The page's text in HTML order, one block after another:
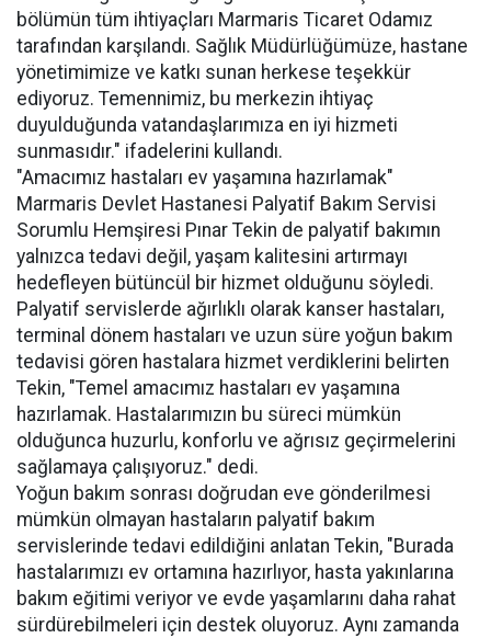
bölümün tüm ihtiyaçları Marmaris Ticaret Odamız
tarafından karşılandı. Sağlık Müdürlüğümüze, hastane
yönetimimize ve katkı sunan herkese teşekkür
ediyoruz. Temennimiz, bu merkezin ihtiyaç
duyulduğunda vatandaşlarımıza en iyi hizmeti
sunmasıdır." ifadelerini kullandı.
"Amacımız hastaları ev yaşamına hazırlamak"
Marmaris Devlet Hastanesi Palyatif Bakım Servisi
Sorumlu Hemşiresi Pınar Tekin de palyatif bakımın
yalnızca tedavi değil, yaşam kalitesini artırmayı
hedefleyen bütüncül bir hizmet olduğunu söyledi.
Palyatif servislerde ağırlıklı olarak kanser hastaları,
terminal dönem hastaları ve uzun süre yoğun bakım
tedavisi gören hastalara hizmet verdiklerini belirten
Tekin, "Temel amacımız hastaları ev yaşamına
hazırlamak. Hastalarımızın bu süreci mümkün
olduğunca huzurlu, konforlu ve ağrısız geçirmelerini
sağlamaya çalışıyoruz." dedi.
Yoğun bakım sonrası doğrudan eve gönderilmesi
mümkün olmayan hastaların palyatif bakım
servislerinde tedavi edildiğini anlatan Tekin, "Burada
hastalarımızı ev ortamına hazırlıyor, hasta yakınlarına
bakım eğitimi veriyor ve evde yaşamlarını daha rahat
sürdürebilmeleri için destek oluyoruz. Aynı zamanda